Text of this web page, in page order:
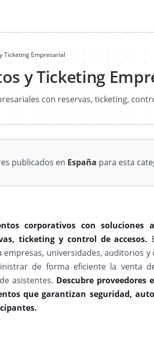
Ticketing Empresarial
y Ticketing
con reservas, ticketing,
publicados en España para esta
corporativos con soluciones
ticketing y control de accesos.
universidades, auditorios y
de forma eficiente la venta
asistentes. Descubre proveedores
que garantizan seguridad,